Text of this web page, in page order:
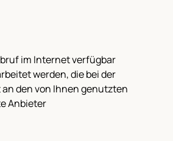
im Internet verfügbar
werden, die bei der
den von Ihnen genutzten
Anbieter